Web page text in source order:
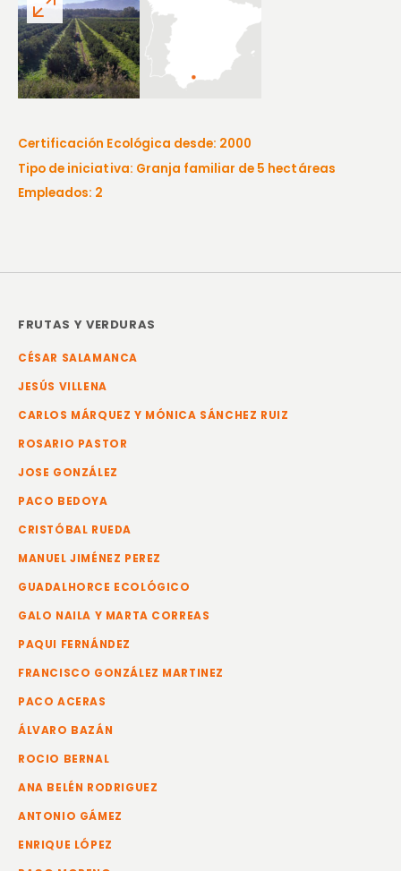
Certificación Ecológica desde: 2000
Tipo de iniciativa: Granja familiar de 5 hectáreas
Empleados: 2
FRUTAS Y VERDURAS
CÉSAR SALAMANCA
JESÚS VILLENA
CARLOS MÁRQUEZ Y MÓNICA SÁNCHEZ RUIZ
ROSARIO PASTOR
JOSE GONZÁLEZ
PACO BEDOYA
CRISTÓBAL RUEDA
MANUEL JIMÉNEZ PEREZ
GUADALHORCE ECOLÓGICO
GALO NAILA Y MARTA CORREAS
PAQUI FERNÁNDEZ
FRANCISCO GONZÁLEZ MARTINEZ
PACO ACERAS
ÁLVARO BAZÁN
ROCIO BERNAL
ANA BELÉN RODRIGUEZ
ANTONIO GÁMEZ
ENRIQUE LÓPEZ